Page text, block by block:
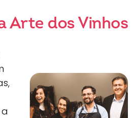
Arte dos Vinhos